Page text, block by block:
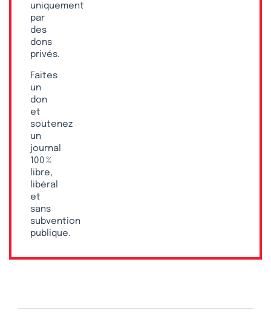
uniquement
par
des
dons
privés.
Faites
un
don
et
soutenez
un
journal
100 %
libre,
libéral
et
sans
subvention
publique.